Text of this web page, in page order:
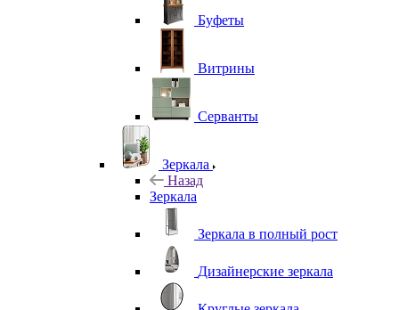
Буфеты
Витрины
Серванты
Зеркала
Назад
Зеркала
Зеркала в полный рост
Дизайнерские зеркала